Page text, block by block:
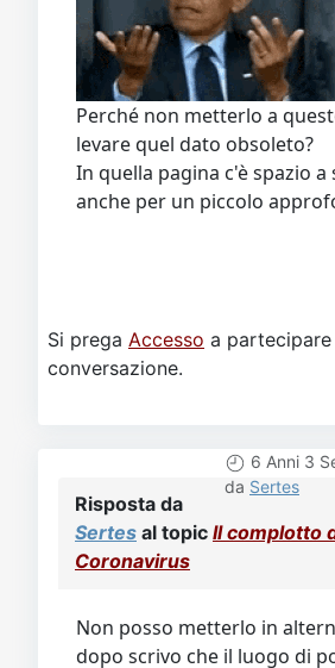
Perché non metterlo a
levare quel dato obsoleto?
In quella pagina c'è spazio a
anche per un piccolo
Si prega Accesso a partecipare
conversazione.
6 Anni 3
da Sertes
Risposta da
Sertes al topic Il complotto
Coronavirus
Non posso metterlo in
dopo scrivo che il luogo di